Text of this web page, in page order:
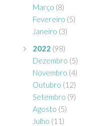
Março (8)
Fevereiro (5)
Janeiro (3)
2022 (98)
Dezembro (5)
Novembro (4)
Outubro (12)
Setembro (9)
Agosto (5)
Julho (11)